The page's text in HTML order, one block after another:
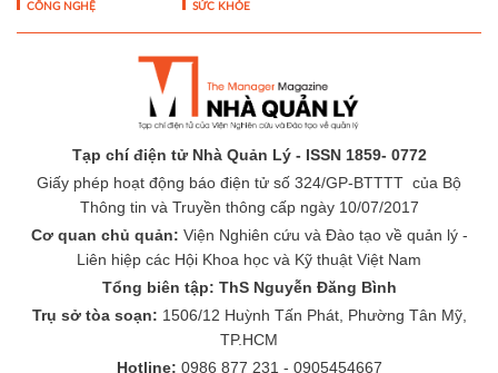
Tạp chí điện tử Nhà Quản Lý - ISSN 1859- 0772
Giấy phép hoạt động báo điện tử số 324/GP-BTTTT của Bộ
Thông tin và Truyền thông cấp ngày 10/07/2017
Cơ quan chủ quản:
Viện Nghiên cứu và Đào tạo về quản lý -
Liên hiệp các Hội Khoa học và Kỹ thuật Việt Nam
Trụ sở tòa soạn:1506/12 Huỳnh Tấn Phát, Phường Tân Mỹ,
TP.HCM
Hotline:0986 877 231 - 0905454667
Email: toasoan@nhaquanly.vn
THÔNG TIN TÒA SOẠN- ĐÓNG GÓP Ý KIẾN-
LIÊN HỆ QUẢNG
BÁO GIÁ QUẢNG CÁO